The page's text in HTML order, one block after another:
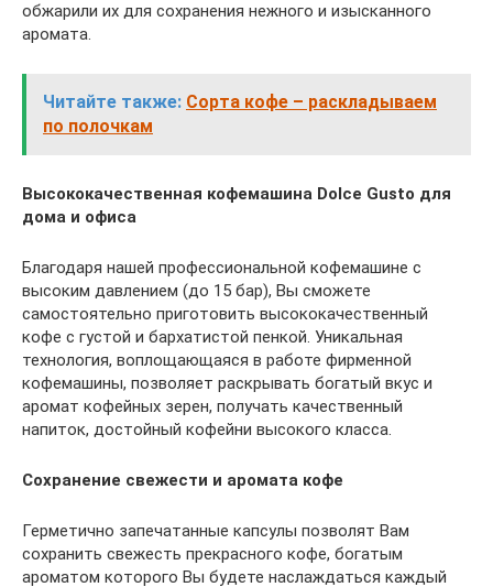
обжарили их для сохранения нежного и изысканного
аромата.
Читайте также: Сорта кофе – раскладываем
по полочкам
Высококачественная кофемашина Dolce Gusto для
дома и офиса
Благодаря нашей профессиональной кофемашине с
высоким давлением (до 15 бар), Вы сможете
самостоятельно приготовить высококачественный
кофе с густой и бархатистой пенкой. Уникальная
технология, воплощающаяся в работе фирменной
кофемашины, позволяет раскрывать богатый вкус и
аромат кофейных зерен, получать качественный
напиток, достойный кофейни высокого класса.
Сохранение свежести и аромата кофе
Герметично запечатанные капсулы позволят Вам
сохранить свежесть прекрасного кофе, богатым
ароматом которого Вы будете наслаждаться каждый